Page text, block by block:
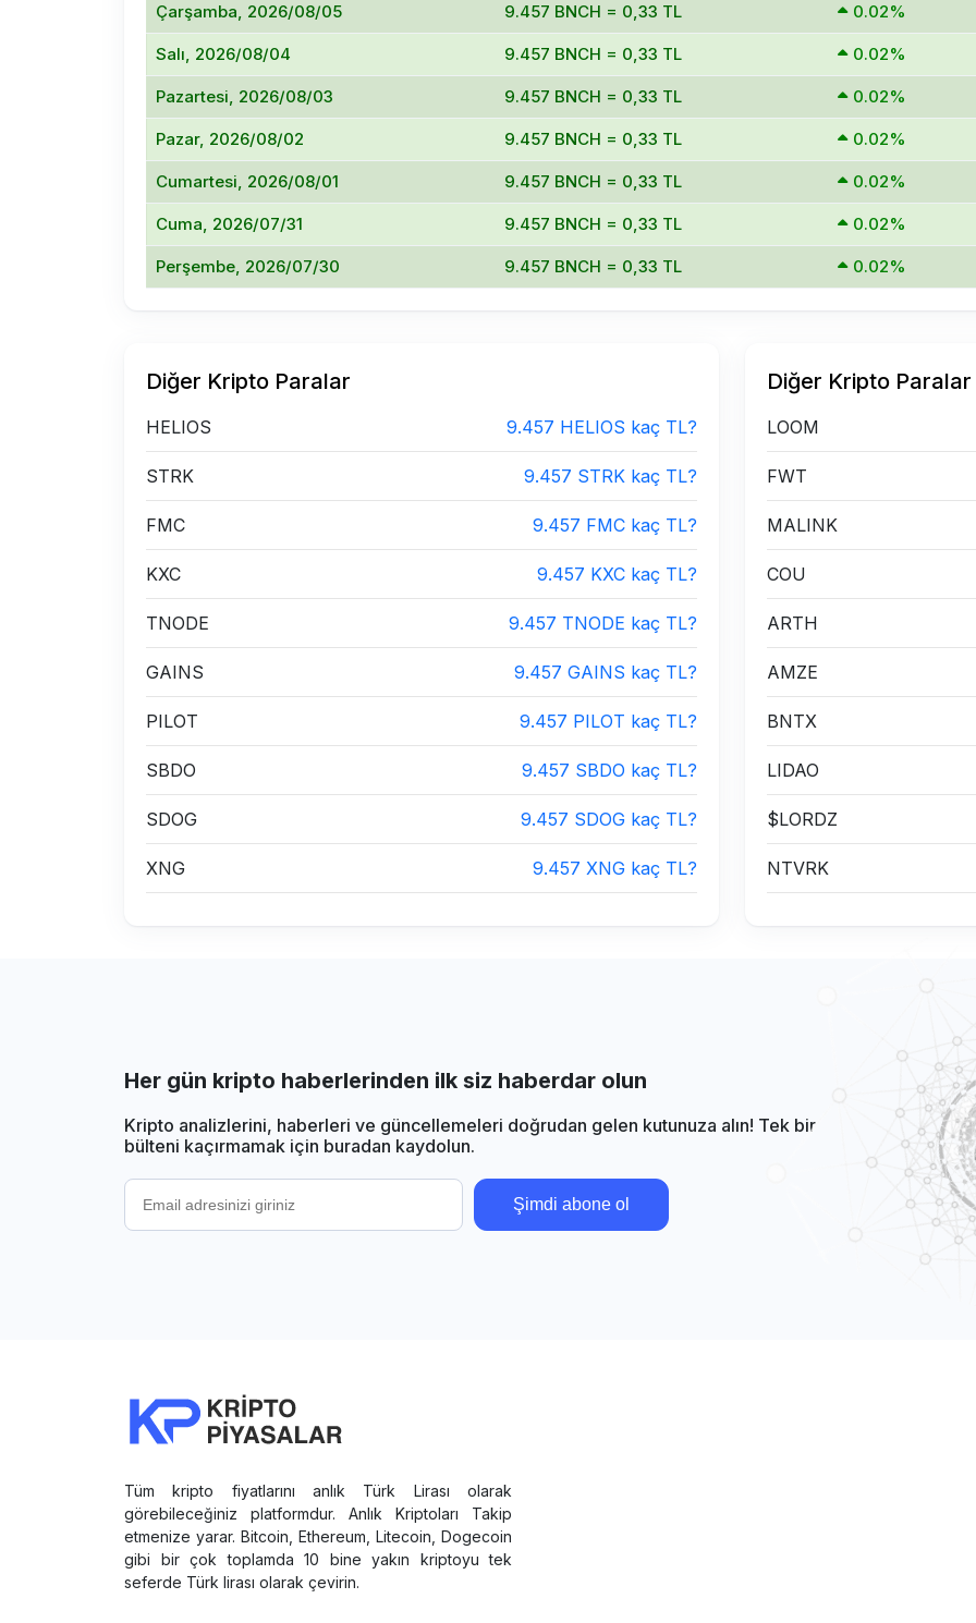
Çarşamba, 2026/08/05 9.457 BNCH = 0,33 TL 0.02%
Salı, 2026/08/04 9.457 BNCH = 0,33 TL 0.02%
Pazartesi, 2026/08/03 9.457 BNCH = 0,33 TL 0.02%
Pazar, 2026/08/02 9.457 BNCH = 0,33 TL 0.02%
Cumartesi, 2026/08/01 9.457 BNCH = 0,33 TL 0.02%
Cuma, 2026/07/31 9.457 BNCH = 0,33 TL 0.02%
Perşembe, 2026/07/30 9.457 BNCH = 0,33 TL 0.02%
Diğer Kripto Paralar
HELIOS 9.457 HELIOS kaç TL?
STRK 9.457 STRK kaç TL?
FMC 9.457 FMC kaç TL?
KXC 9.457 KXC kaç TL?
TNODE 9.457 TNODE kaç TL?
GAINS 9.457 GAINS kaç TL?
PILOT 9.457 PILOT kaç TL?
SBDO 9.457 SBDO kaç TL?
SDOG 9.457 SDOG kaç TL?
XNG 9.457 XNG kaç TL?
Diğer Kripto Paralar
LOOM
FWT
MALINK
COU
ARTH
AMZE
BNTX
LIDAO
$LORDZ
NTVRK
Her gün kripto haberlerinden ilk siz haberdar olun
Kripto analizlerini, haberleri ve güncellemeleri doğrudan gelen kutunuza alın! Tek bir
bülteni kaçırmamak için buradan kaydolun.
Şimdi abone ol
Tüm kripto fiyatlarını anlık Türk Lirası olarak
görebileceğiniz platformdur. Anlık Kriptoları Takip
etmenize yarar. Bitcoin, Ethereum, Litecoin, Dogecoin
gibi bir çok toplamda 10 bine yakın kriptoyu tek
seferde Türk lirası olarak çevirin.